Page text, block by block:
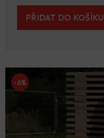
PŘIDAT DO KOŠÍKU
-6%